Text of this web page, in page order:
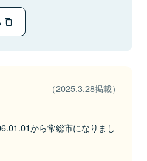
（2025.3.28掲載）
から常総市になりまし